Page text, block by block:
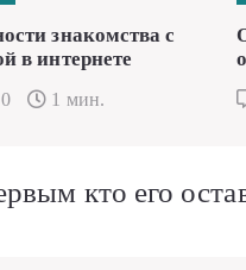
знакомства с
в интернете
1 мин.
кто его